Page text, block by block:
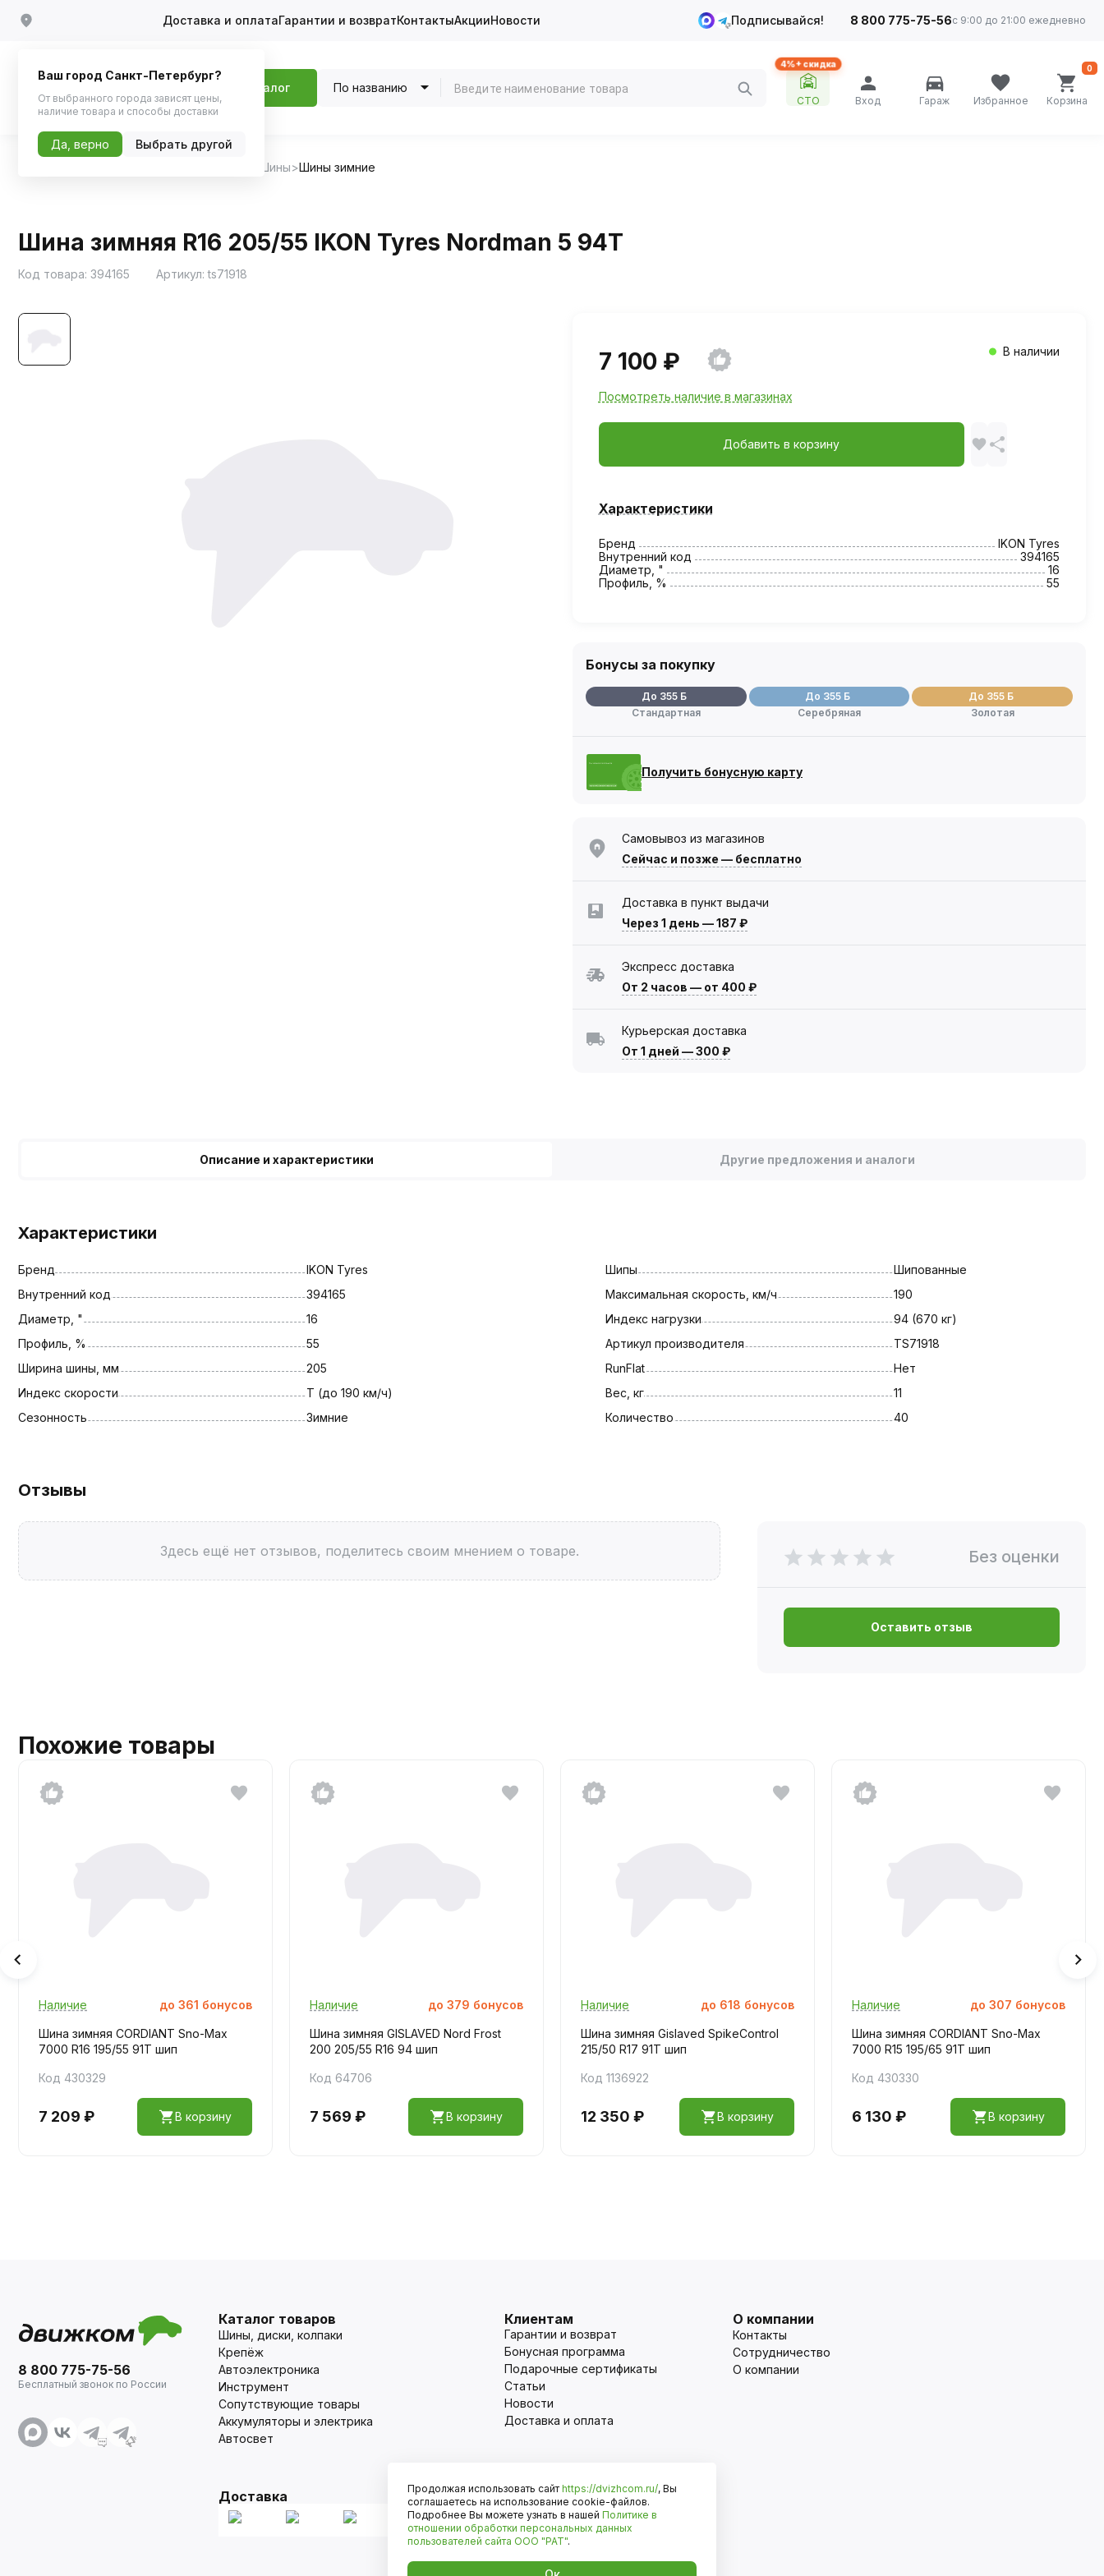
Доставка и оплатаГарантии и возвратКонтактыАкцииНовости Подписывайся! 8 800 775-75-56с 9:00 до 21:00 ежедневно
Каталог По названию
4%+ скидка
СТО Вход Гараж Избранное Корзина
0
Шины Шины зимние
Шина зимняя R16 205/55 IKON Tyres Nordman 5 94T
Код товара: 394165 Артикул:ts71918
7 100 ₽ В наличии
Посмотреть наличие в магазинах
Добавить в корзину
Характеристики
Бренд
IKON Tyres
Внутренний код
394165
Диаметр, "
16
Профиль, %
55
Бонусы за покупку
До 355 Б
Стандартная
До 355 Б
Серебряная
До 355 Б
Золотая
Получить бонусную карту
Самовывоз из магазинов
Сейчас и позже — бесплатно
Доставка в пункт выдачи
Через 1 день —187 ₽
Экспресс доставка
От 2 часов — от 400 ₽
Курьерская доставка
От 1 дней —300 ₽
Описание и характеристики Другие предложения и аналоги
Характеристики
Бренд
IKON Tyres
Внутренний код
394165
Диаметр, "
16
Профиль, %
55
Ширина шины, мм
205
Индекс скорости
T (до 190 км/ч)
Сезонность
Зимние
Шипы
Шипованные
Максимальная скорость, км/ч
190
Индекс нагрузки
94 (670 кг)
Артикул производителя
TS71918
RunFlat
Нет
Вес, кг
11
Количество
40
Отзывы
Здесь ещё нет отзывов, поделитесь своим мнением о товаре. Без оценки
Оставить отзыв
Похожие товары
Наличие до 361 бонусов
Шина зимняя CORDIANT Sno-Max
7000 R16 195/55 91T шип
Код 430329
7 209 ₽ В корзину
Наличие до 379 бонусов
Шина зимняя GISLAVED Nord Frost
200 205/55 R16 94 шип
Код 64706
7 569 ₽ В корзину
Наличие до 618 бонусов
Шина зимняя Gislaved SpikeControl
215/50 R17 91T шип
Код 1136922
12 350 ₽ В корзину
Наличие до 307 бонусов
Шина зимняя CORDIANT Sno-Max
7000 R15 195/65 91T шип
Код 430330
6 130 ₽ В корзину
8 800 775-75-56
Бесплатный звонок по России
Каталог товаров
Шины, диски, колпаки
Крепёж
Автоэлектроника
Инструмент
Сопутствующие товары
Аккумуляторы и электрика
Автосвет
Клиентам
Гарантии и возврат
Бонусная программа
Подарочные сертификаты
Статьи
Новости
Доставка и оплата
О компании
Контакты
Сотрудничество
О компании
Доставка Оплата
Ваш город Санкт-Петербург?
От выбранного города зависят цены,
наличие товара и способы доставки
Да, верно Выбрать другой
Продолжая использовать сайт https://dvizhcom.ru/, Вы
соглашаетесь на использование cookie-файлов.
Подробнее Вы можете узнать в нашей Политике в
отношении обработки персональных данных
пользователей сайта ООО "РАТ".